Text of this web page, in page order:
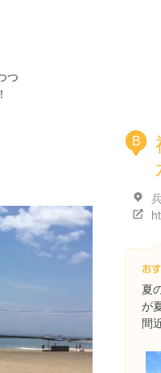
つ
B
夏
が
間